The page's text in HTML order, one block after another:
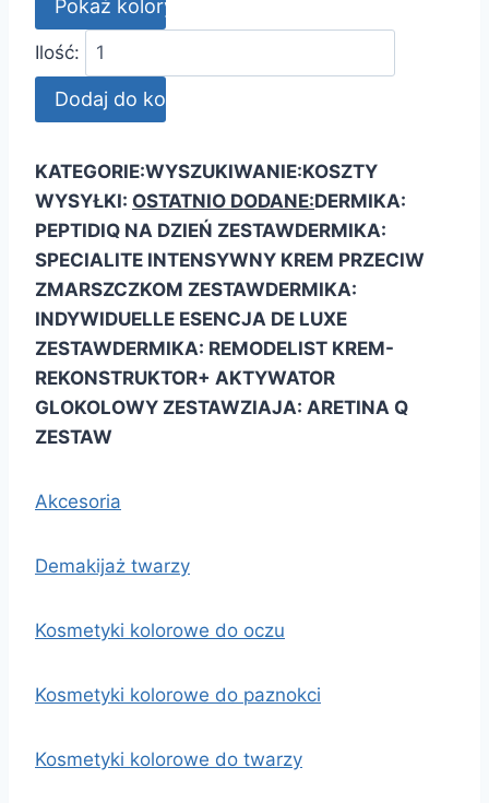
Ilość:
KATEGORIE:WYSZUKIWANIE:KOSZTY
WYSYŁKI: OSTATNIO DODANE:DERMIKA:
PEPTIDIQ NA DZIEŃ ZESTAWDERMIKA:
SPECIALITE INTENSYWNY KREM PRZECIW
ZMARSZCZKOM ZESTAWDERMIKA:
INDYWIDUELLE ESENCJA DE LUXE
ZESTAWDERMIKA: REMODELIST KREM-
REKONSTRUKTOR+ AKTYWATOR
GLOKOLOWY ZESTAWZIAJA: ARETINA Q
ZESTAW
Akcesoria
Demakijaż twarzy
Kosmetyki kolorowe do oczu
Kosmetyki kolorowe do paznokci
Kosmetyki kolorowe do twarzy